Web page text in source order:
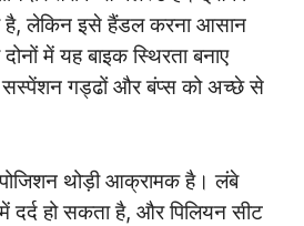
है, लेकिन इसे हैंडल करना आसान
में यह बाइक स्थिरता बनाए
गड्ढों और बंप्स को अच्छे से
थोड़ी आक्रामक है। लंबे
दर्द हो सकता है, और पिलियन सीट